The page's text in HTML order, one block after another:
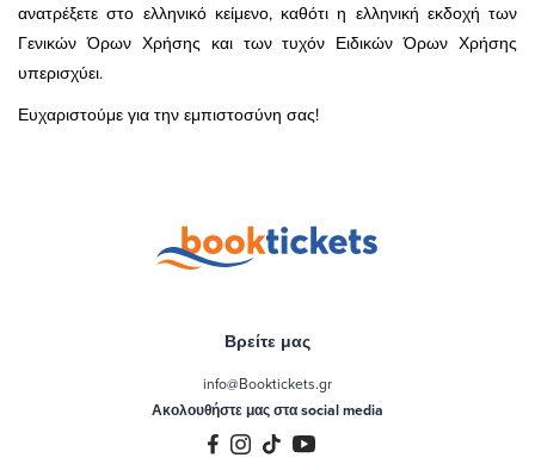
ανατρέξετε στο ελληνικό κείμενο, καθότι η ελληνική εκδοχή των
Γενικών Όρων Χρήσης και των τυχόν Ειδικών Όρων Χρήσης
υπερισχύει.
Ευχαριστούμε για την εμπιστοσύνη σας!
Βρείτε μας
info@Booktickets.gr
Ακολουθήστε μας στα social media